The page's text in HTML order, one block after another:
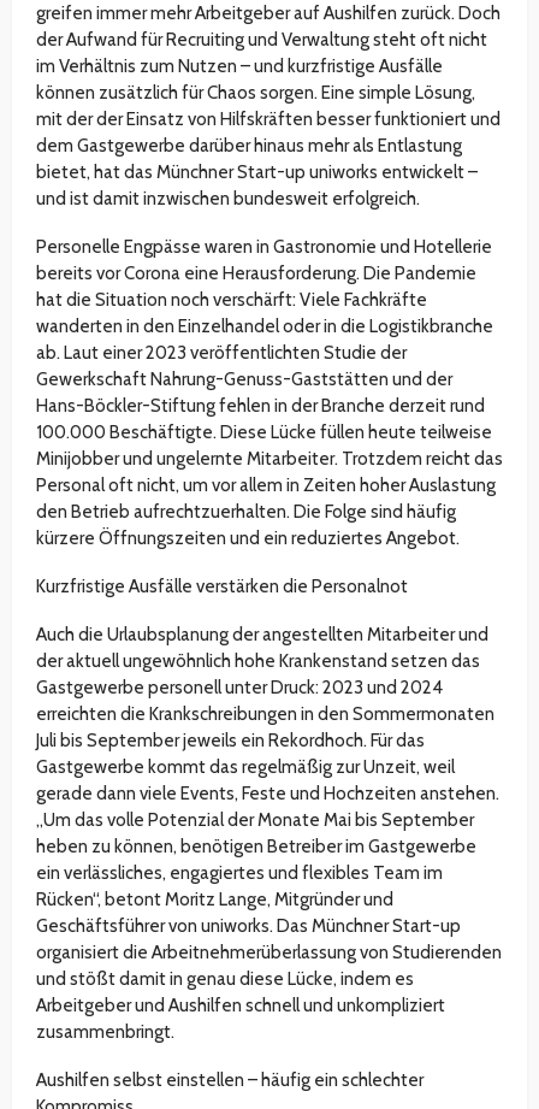
greifen immer mehr Arbeitgeber auf Aushilfen zurück. Doch
der Aufwand für Recruiting und Verwaltung steht oft nicht
im Verhältnis zum Nutzen – und kurzfristige Ausfälle
können zusätzlich für Chaos sorgen. Eine simple Lösung,
mit der der Einsatz von Hilfskräften besser funktioniert und
dem Gastgewerbe darüber hinaus mehr als Entlastung
bietet, hat das Münchner Start-up uniworks entwickelt –
und ist damit inzwischen bundesweit erfolgreich.
Personelle Engpässe waren in Gastronomie und Hotellerie
bereits vor Corona eine Herausforderung. Die Pandemie
hat die Situation noch verschärft: Viele Fachkräfte
wanderten in den Einzelhandel oder in die Logistikbranche
ab. Laut einer 2023 veröffentlichten Studie der
Gewerkschaft Nahrung-Genuss-Gaststätten und der
Hans-Böckler-Stiftung fehlen in der Branche derzeit rund
100.000 Beschäftigte. Diese Lücke füllen heute teilweise
Minijobber und ungelernte Mitarbeiter. Trotzdem reicht das
Personal oft nicht, um vor allem in Zeiten hoher Auslastung
den Betrieb aufrechtzuerhalten. Die Folge sind häufig
kürzere Öffnungszeiten und ein reduziertes Angebot.
Kurzfristige Ausfälle verstärken die Personalnot
Auch die Urlaubsplanung der angestellten Mitarbeiter und
der aktuell ungewöhnlich hohe Krankenstand setzen das
Gastgewerbe personell unter Druck: 2023 und 2024
erreichten die Krankschreibungen in den Sommermonaten
Juli bis September jeweils ein Rekordhoch. Für das
Gastgewerbe kommt das regelmäßig zur Unzeit, weil
gerade dann viele Events, Feste und Hochzeiten anstehen.
„Um das volle Potenzial der Monate Mai bis September
heben zu können, benötigen Betreiber im Gastgewerbe
ein verlässliches, engagiertes und flexibles Team im
Rücken“, betont Moritz Lange, Mitgründer und
Geschäftsführer von uniworks. Das Münchner Start-up
organisiert die Arbeitnehmerüberlassung von Studierenden
und stößt damit in genau diese Lücke, indem es
Arbeitgeber und Aushilfen schnell und unkompliziert
zusammenbringt.
Aushilfen selbst einstellen – häufig ein schlechter